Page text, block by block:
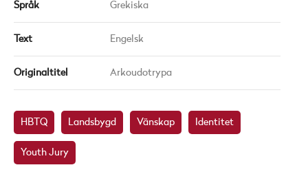
Språk Grekiska
Text Engelsk
Originaltitel Arkoudotrypa
HBTQ Landsbygd Vänskap Identitet
Youth Jury